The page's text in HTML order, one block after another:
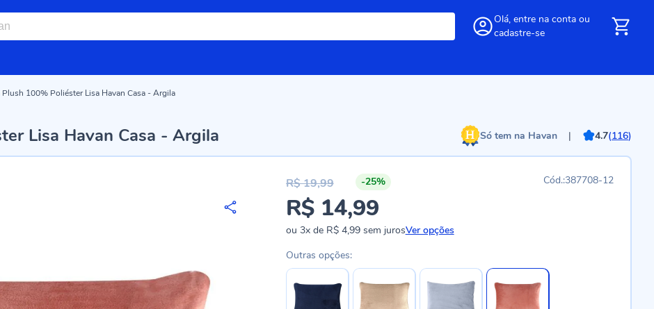
Olá, entre na conta ou
cadastre-se
100% Poliéster Lisa Havan Casa - Argila
Lisa Havan Casa - Argila Só tem na Havan | 4.7(116)
-25% 387708-12
Preço
especial
R$ 14,99
R$ 19,99
ou 3xde R$ 4,99sem jurosVer opções
Outras opções: